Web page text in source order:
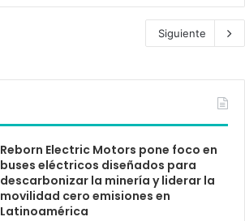
Siguiente
Reborn Electric Motors pone foco en
buses eléctricos diseñados para
descarbonizar la minería y liderar la
movilidad cero emisiones en
Latinoamérica